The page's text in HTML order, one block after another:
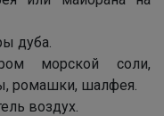
дуба.
морской соли,
ромашки, шалфея.
воздух.